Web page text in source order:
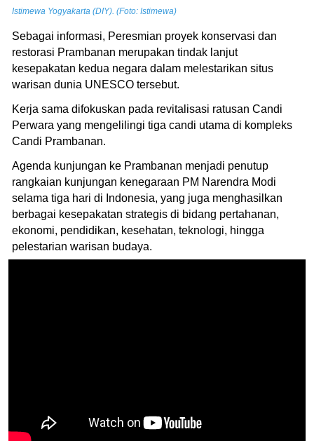
Istimewa Yogyakarta (DIY). (Foto: Istimewa)
Sebagai informasi, Peresmian proyek konservasi dan
restorasi Prambanan merupakan tindak lanjut
kesepakatan kedua negara dalam melestarikan situs
warisan dunia UNESCO tersebut.
Kerja sama difokuskan pada revitalisasi ratusan Candi
Perwara yang mengelilingi tiga candi utama di kompleks
Candi Prambanan.
Agenda kunjungan ke Prambanan menjadi penutup
rangkaian kunjungan kenegaraan PM Narendra Modi
selama tiga hari di Indonesia, yang juga menghasilkan
berbagai kesepakatan strategis di bidang pertahanan,
ekonomi, pendidikan, kesehatan, teknologi, hingga
pelestarian warisan budaya.